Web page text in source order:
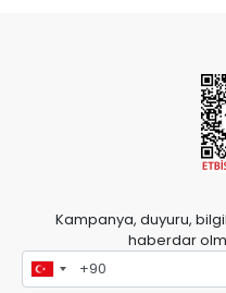
Kampanya, duyuru,
haberdar